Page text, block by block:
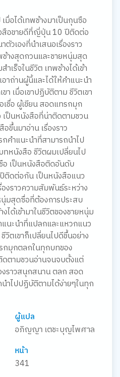
มื่อได้เทพช้างมาเป็นกุนซือ
อขายดีที่ญี่ปุ่น 10 ปีติดต่อ
เองที่นำเสนอเรื่องราว
างสุดกวนและชายหนุ่มสุด
เร็จในชีวิต เทพช้างได้เข้า
าถ่านผู้นี้และได้ให้คำแนะนำ
เมื่อเขาปฏิบัติตาม ชีวิตเขา
เชื่อ ผู้เขียน สอดแทรกมุก
ป็นหนังสือที่น่าติดตามชวน
ขึ้นมาอ่าน เรื่องราว
ำแนะนำที่สามารถนำไป
หนังสือ ชีวิตผมเปลี่ยนไป
อ เป็นหนังสือติดอันดับ
ดต่อกัน เป็นหนังสือแนว
งราวความสัมพันธ์ระหว่าง
มสุดซื่อที่ต้องการประสบ
ได้เข้ามาในชีวิตของชายหนุ่ม
แนะนำที่แปลกและแหวกแนว
วิตเขาก็เปลี่ยนไปดีขึ้นอย่าง
กมุกตลกในทุกบทของ
ตามชวนอ่านจนจบตั้งแต่
งราวสนุกสนาน ตลก สอด
ำไปปฏิบัติตามได้ง่ายๆในทุก
ผู้แปล
อภิญญา เตชะบุญไพศาล
หน้า
341